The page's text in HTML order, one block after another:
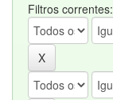
Filtros correntes: